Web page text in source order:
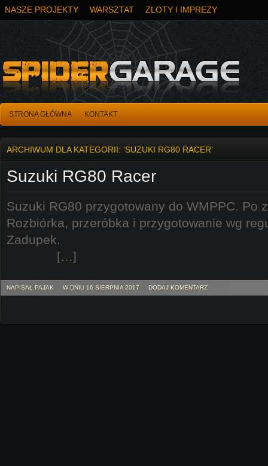
NASZE PROJEKTY WARSZTAT ZLOTY I IMPREZY
STRONA GŁÓWNA KONTAKT
ARCHIWUM DLA KATEGORII: ‘SUZUKI RG80 RACER’
Suzuki RG80 Racer
Suzuki RG80 przygotowany do
Rozbiórka, przeróbka i przygotowanie
[…]
NAPISAŁ PAJAK W DNIU 16 SIERPNIA 2017 DODAJ KOMENTARZ